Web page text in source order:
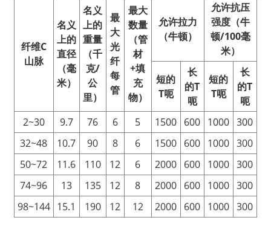
纤维C
山脉
名义
上的
直径
（毫
米）
名义
上的
重量
（千
克/
公
里）
最
大
光
纤
每
管
最大
数量
（管
材
+填
充
物）
允许拉力
（牛顿）
允许抗压
强度（牛
顿/100毫
米）
短的
T呃
长
的T
呃
短的
T呃
长
的T
呃
2~30
9.7 76 6 5 1500 600 1000 300
32~48
10.7 90 8 6 1500 600 1000 300
50~72
11.6 110 12 6 2000 600 1000 300
74~96
13 135 12 8 2000 600 1000 300
98~144 15.1 190 12 12 2000 600 1000 300